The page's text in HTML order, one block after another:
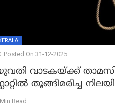
Posted On 31-12-2025
വാടകയ്ക്ക്
തൂങ്ങിമരിച്ച
Read